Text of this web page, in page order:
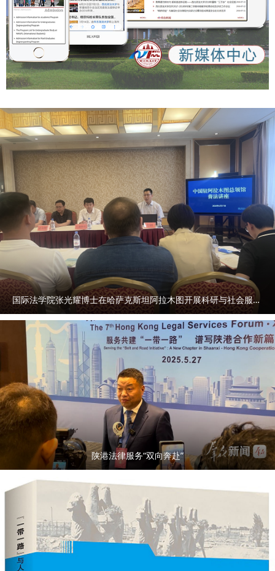
国际法学院张光耀博士在哈萨克斯坦阿拉木图开展科研与社会服务活动
陕港法律服务“双向奔赴”